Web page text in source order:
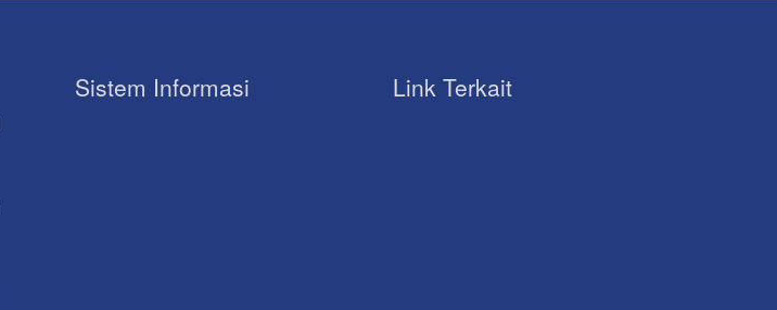
Sistem Informasi Link Terkait